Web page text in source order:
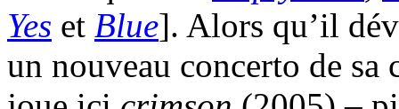
Yes et Blue]. Alors qu’il
un nouveau concerto de